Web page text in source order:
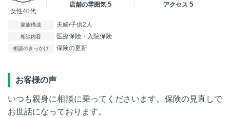
女性40代
店舗の雰囲気5 アクセス5
家族構成 夫婦/子供2人
相談内容 医療保険・入院保険
相談のきっかけ 保険の更新
お客様の声
いつも親身に相談に乗ってくださいます。保険の見直しで
お世話になっております。